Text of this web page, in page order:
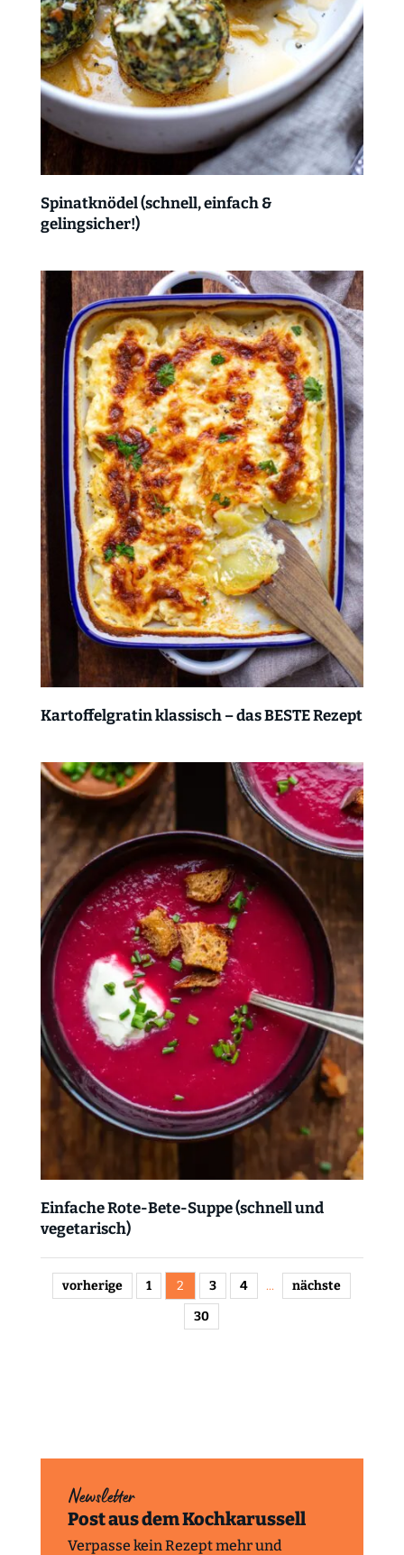
Spinatknödel (schnell, einfach &
gelingsicher!)
Kartoffelgratin klassisch – das BESTE Rezept
Einfache Rote-Bete-Suppe (schnell und
vegetarisch)
vorherige 1 2 3 4 ...
nächste
30
Newsletter
Post aus dem Kochkarussell
Verpasse kein Rezept mehr und